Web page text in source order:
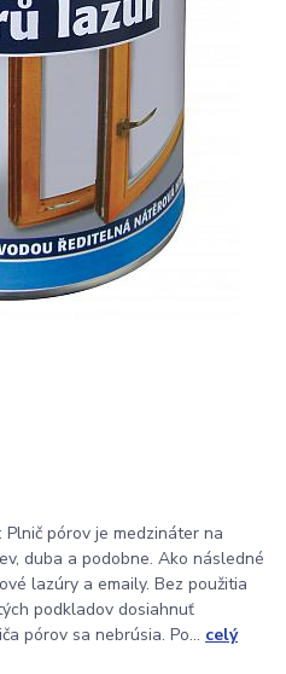
pórov je medzináter na
duba a podobne. Ako následné
lazúry a emaily. Bez použitia
podkladov dosiahnuť
pórov sa nebrúsia. Po... celý